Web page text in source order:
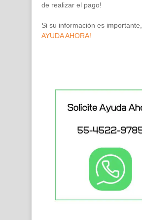
de realizar el pago!
Si su información es importante,
AYUDA AHORA!